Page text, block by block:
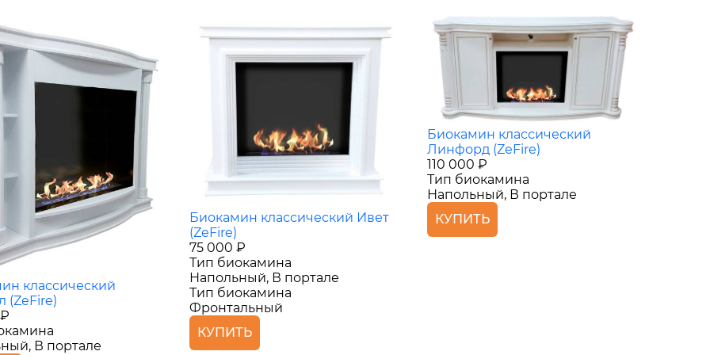
классический
(ZeFire)
В портале
Биокамин классический Ивет
(ZeFire)
75 000 ₽
Тип биокамина
Напольный, В портале
Тип биокамина
Фронтальный
КУПИТЬ
Биокамин классический
Линфорд (ZeFire)
110 000 ₽
Тип биокамина
Напольный, В портале
КУПИТЬ